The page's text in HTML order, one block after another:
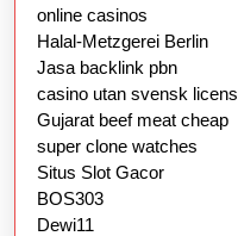
online casinos
Halal-Metzgerei Berlin
Jasa backlink pbn
casino utan svensk licens
Gujarat beef meat cheap
super clone watches
Situs Slot Gacor
BOS303
Dewi11